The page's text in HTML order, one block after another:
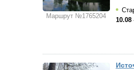
Маршрут №1765204
10.08